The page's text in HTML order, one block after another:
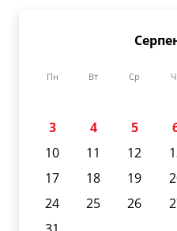
Пн Вт Ср
3
4 5
10
11 12
17
18 19
24
25 26